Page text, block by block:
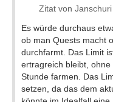
Zitat von Janschuri
Es würde durchaus
ob man Quests macht
durchfarmt. Das Limit
ertragreich bleibt,
Stunde farmen. Das
setzen, da das dem